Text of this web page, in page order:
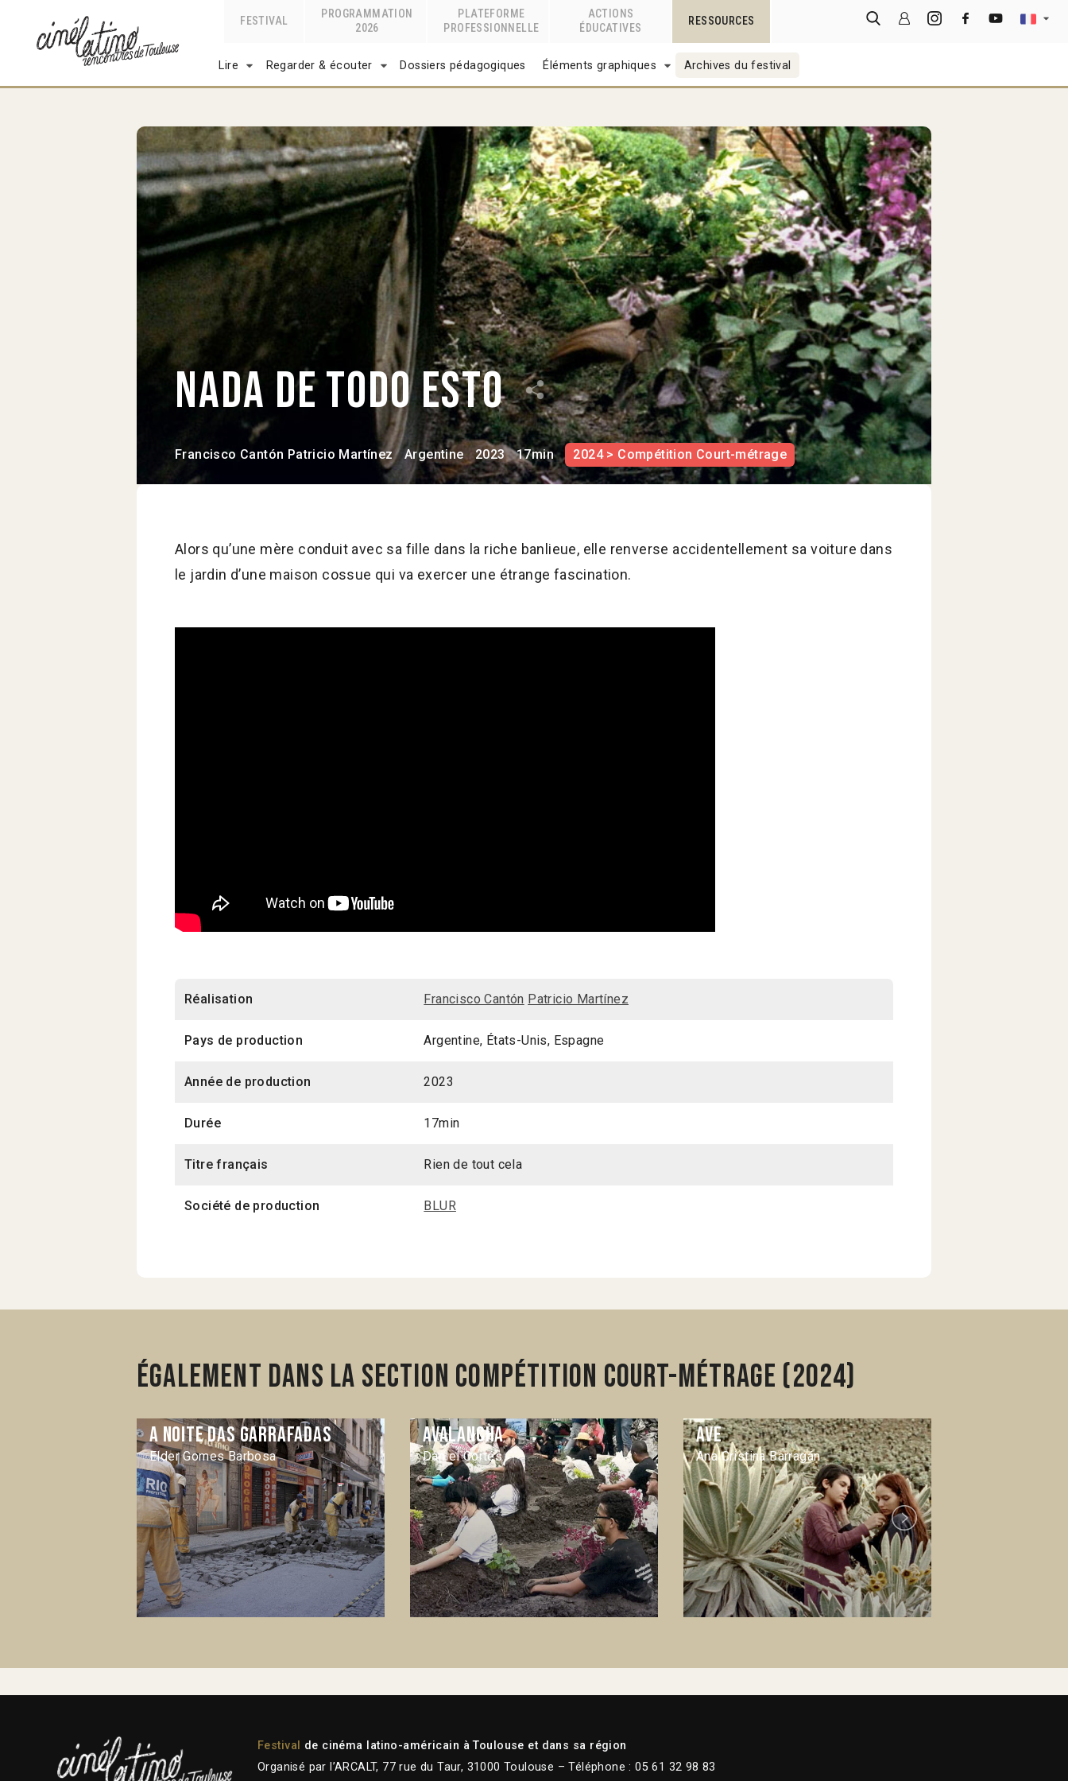
FESTIVAL
PROGRAMMATION
2026
PLATEFORME
PROFESSIONNELLE
ACTIONS
ÉDUCATIVES
RESSOURCES
Lire Regarder & écouter Dossiers pédagogiques Éléments graphiques Archives du festival
Nada de todo esto
Francisco Cantón Patricio Martínez Argentine 2023 17min 2024 > Compétition Court-métrage
Alors qu’une mère conduit avec sa fille dans la riche banlieue, elle renverse accidentellement sa voiture dans
le jardin d’une maison cossue qui va exercer une étrange fascination.
Réalisation Francisco Cantón Patricio Martínez
Pays de production Argentine, États-Unis, Espagne
Année de production 2023
Durée 17min
Titre français Rien de tout cela
Société de production BLUR
Également dans la section Compétition Court-métrage (2024)
A noite das garrafadas
Elder Gomes Barbosa
Avalancha
Daniel Cortés
Ave
Ana Cristina Barragán
Next
Festival
de cinéma latino-américain à Toulouse et dans sa région
Organisé par l’ARCALT, 77 rue du Taur, 31000 Toulouse – Téléphone : 05 61 32 98 83